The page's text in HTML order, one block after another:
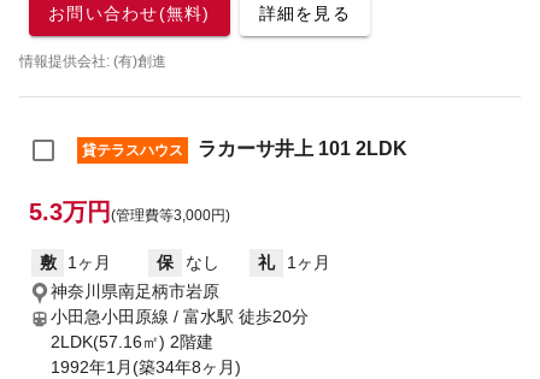
お問い合わせ(無料) 詳細を見る
情報提供会社: (有)創進
貸テラスハウス ラカーサ井上 101 2LDK
5.3万円 (管理費等3,000円)
敷 1ヶ月 保 なし 礼
1ヶ月
神奈川県南足柄市岩原
小田急小田原線 / 富水駅 徒歩20分
2LDK(57.16㎡) 2階建
1992年1月(築34年8ヶ月)